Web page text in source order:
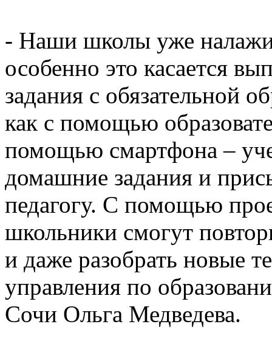
- Наши школы уже
особенно это касается
задания с обязательной
как с помощью
помощью смартфона –
домашние задания и
педагогу. С помощью
школьники смогут
и даже разобрать новые
управления по
Сочи Ольга Медведева.